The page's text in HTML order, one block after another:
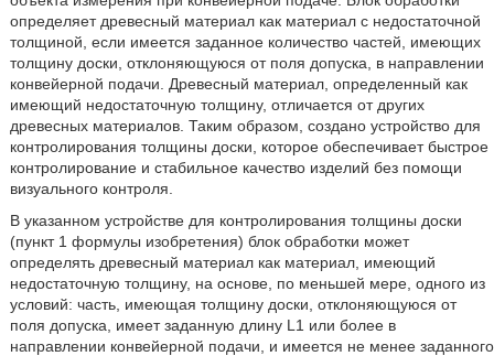
определяет древесный материал как материал с недостаточной
толщиной, если имеется заданное количество частей, имеющих
толщину доски, отклоняющуюся от поля допуска, в направлении
конвейерной подачи. Древесный материал, определенный как
имеющий недостаточную толщину, отличается от других
древесных материалов. Таким образом, создано устройство для
контролирования толщины доски, которое обеспечивает быстрое
контролирование и стабильное качество изделий без помощи
визуального контроля.
В указанном устройстве для контролирования толщины доски
(пункт 1 формулы изобретения) блок обработки может
определять древесный материал как материал, имеющий
недостаточную толщину, на основе, по меньшей мере, одного из
условий: часть, имеющая толщину доски, отклоняющуюся от
поля допуска, имеет заданную длину L1 или более в
направлении конвейерной подачи, и имеется не менее заданного